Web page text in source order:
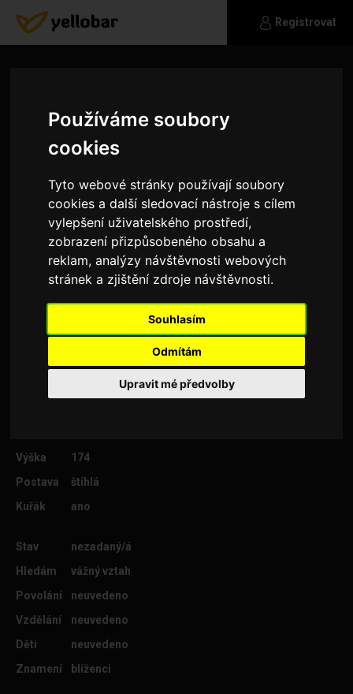
Používáme soubory
cookies
Tyto webové stránky používají soubory
cookies a další sledovací nástroje s cílem
vylepšení uživatelského prostředí,
zobrazení přizpůsobeného obsahu a
reklam, analýzy návštěvnosti webových
stránek a zjištění zdroje návštěvnosti.
Souhlasím
Odmítám
Upravit mé předvolby
Registrovat
arabela
Výška
174
Postava
štíhlá
Kuřák
ano
Stav
nezadaný/á
Hledám
vážný vztah
Povolání
neuvedeno
Vzdělání
neuvedeno
Děti
neuvedeno
Znamení
blíženci